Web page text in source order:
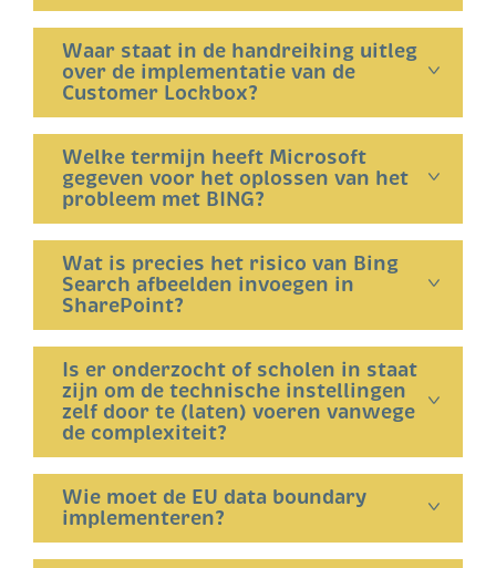
Waar staat in de handreiking uitleg
over de implementatie van de
Customer Lockbox?
Welke termijn heeft Microsoft
gegeven voor het oplossen van het
probleem met BING?
Wat is precies het risico van Bing
Search afbeelden invoegen in
SharePoint?
Is er onderzocht of scholen in staat
zijn om de technische instellingen
zelf door te (laten) voeren vanwege
de complexiteit?
Wie moet de EU data boundary
implementeren?